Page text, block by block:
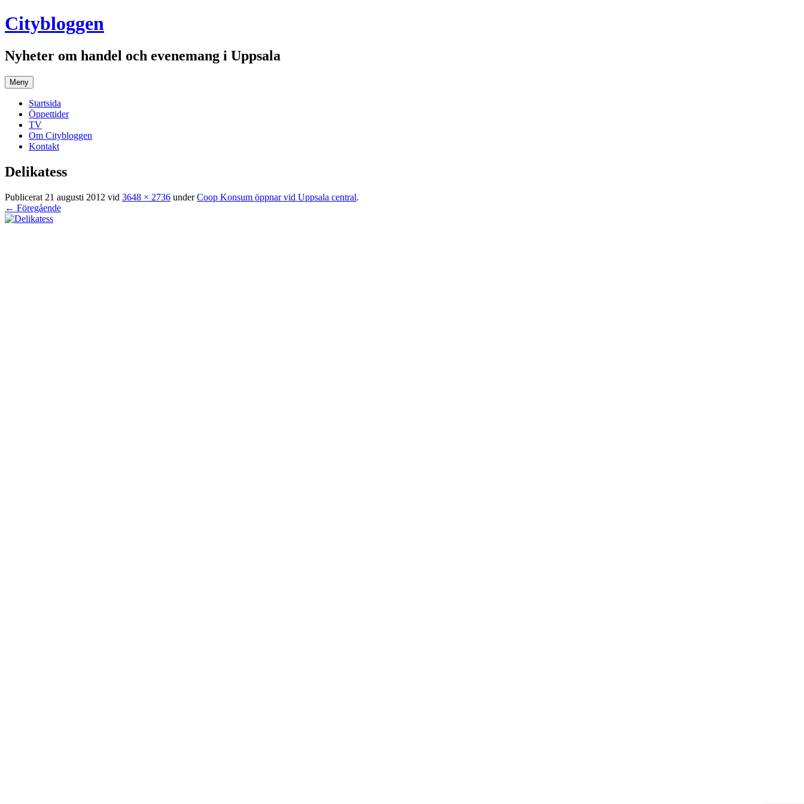
Hoppa
till
Citybloggen
Nyheter om handel och evenemang i Uppsala
Meny
Startsida
Öppettider
TV
Om Citybloggen
Kontakt
Delikatess
Publicerat 21 augusti 2012 vid 3648 × 2736 underCoop Konsum öppnar vid Uppsala central.
← Föregående